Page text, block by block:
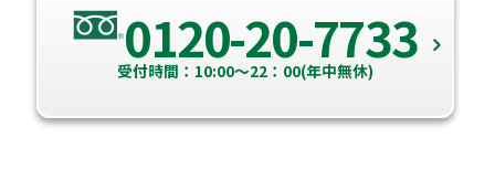
0120-20-7733
受付時間：10:00～22：00(年中無休)